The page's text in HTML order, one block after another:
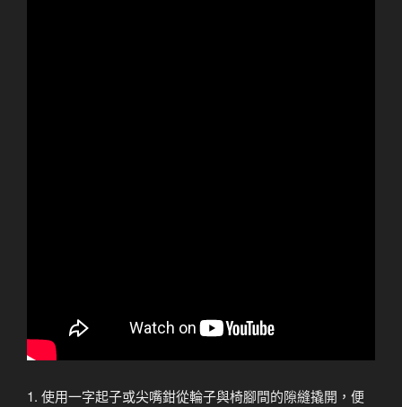
1. 使用一字起子或尖嘴鉗從輪子與椅腳間的隙縫撬開，便